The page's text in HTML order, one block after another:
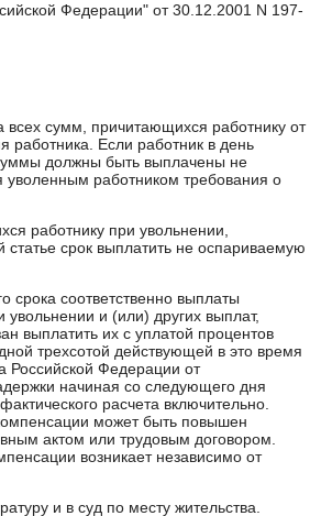
Федерации" от 30.12.2001 N 197-
сумм, причитающихся работнику от
работника. Если работник в день
должны быть выплачены не
работником требования о
работнику при увольнении,
срок выплатить не оспариваемую
срока соответственно выплаты
и (или) других выплат,
выплатить их с уплатой процентов
трехсотой действующей в это время
Российской Федерации от
начиная со следующего дня
расчета включительно.
может быть повышен
актом или трудовым договором.
возникает независимо от
и в суд по месту жительства.